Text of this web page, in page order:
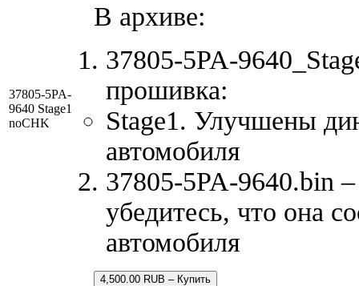
37805-5PA-
9640 Stage1
noCHK
В архиве:
37805-5PA-
прошивка:
Stage1. Улучшены
автомобиля
37805-5PA-9640.bin –
убедитесь, что она
автомобиля
4,500.00 RUB – Купить